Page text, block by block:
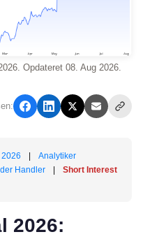
Opdateret 08. Aug 2026.
Analytiker
Handler
Short Interest
2026: